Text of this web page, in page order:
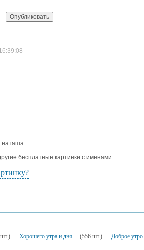
наташа.
бесплатные картинки с именами.
Хорошего утра и дня (556 шт.) Доброе утро